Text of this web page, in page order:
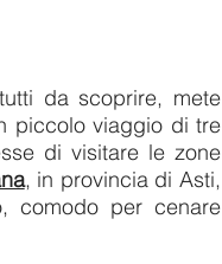
da scoprire, mete
piccolo viaggio di tre
di visitare le zone
, in provincia di Asti,
comodo per cenare